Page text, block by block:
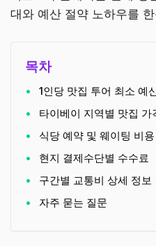
대와 예산 절약 노하우를
목차
1인당 맛집 투어 최소 예
타이베이 지역별 맛집 가
식당 예약 및 웨이팅 비용
현지 결제수단별 수수료
구간별 교통비 상세 정보
자주 묻는 질문